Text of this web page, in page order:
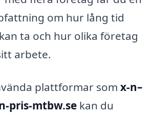
om hur lång tid
ta och hur olika företag
arbete.
plattformar som x-n–
pris-mtbw.se kan du